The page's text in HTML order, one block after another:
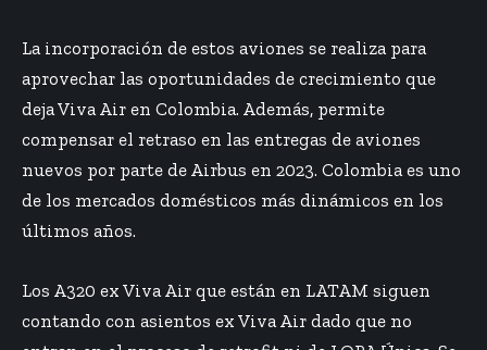
La incorporación de estos aviones se realiza para
aprovechar las oportunidades de crecimiento que
deja Viva Air en Colombia. Además, permite
compensar el retraso en las entregas de aviones
nuevos por parte de Airbus en 2023. Colombia es uno
de los mercados domésticos más dinámicos en los
últimos años.
Los A320 ex Viva Air que están en LATAM siguen
contando con asientos ex Viva Air dado que no